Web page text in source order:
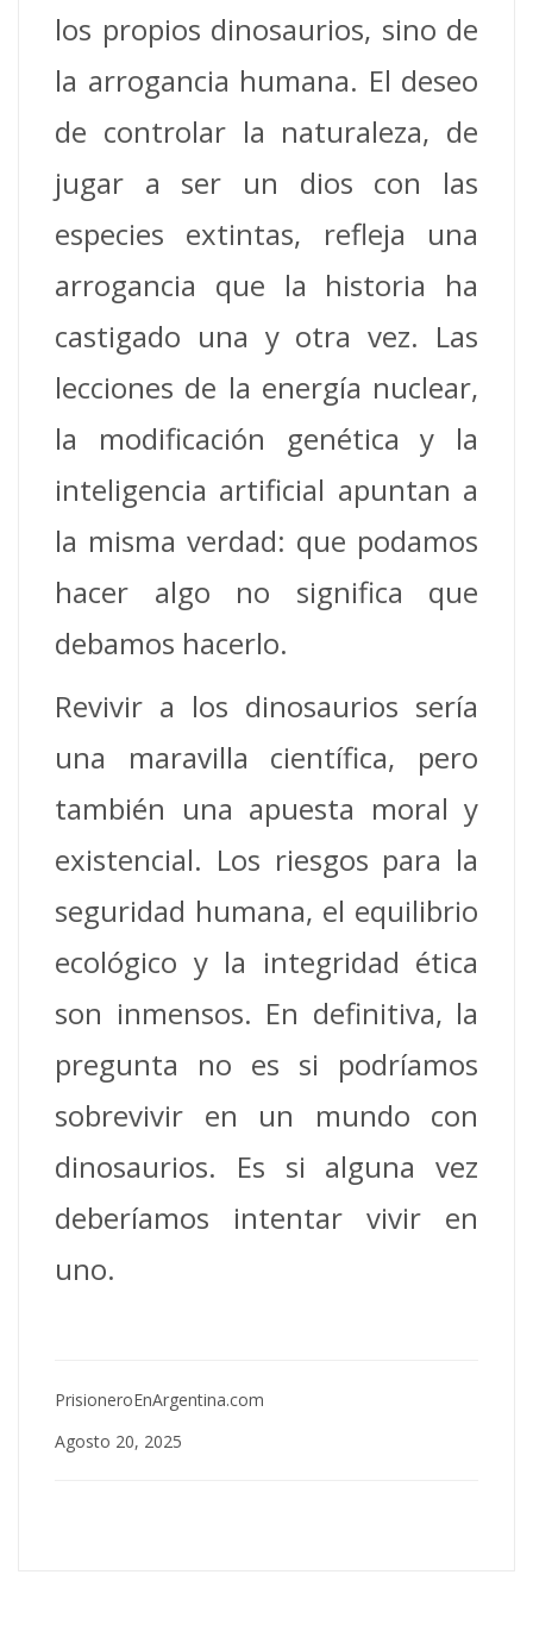
los propios dinosaurios, sino de
la arrogancia humana. El deseo
de controlar la naturaleza, de
jugar a ser un dios con las
especies extintas, refleja una
arrogancia que la historia ha
castigado una y otra vez. Las
lecciones de la energía nuclear,
la modificación genética y la
inteligencia artificial apuntan a
la misma verdad: que podamos
hacer algo no significa que
debamos hacerlo.
Revivir a los dinosaurios sería
una maravilla científica, pero
también una apuesta moral y
existencial. Los riesgos para la
seguridad humana, el equilibrio
ecológico y la integridad ética
son inmensos. En definitiva, la
pregunta no es si podríamos
sobrevivir en un mundo con
dinosaurios. Es si alguna vez
deberíamos intentar vivir en
uno.
PrisioneroEnArgentina.com
Agosto 20, 2025